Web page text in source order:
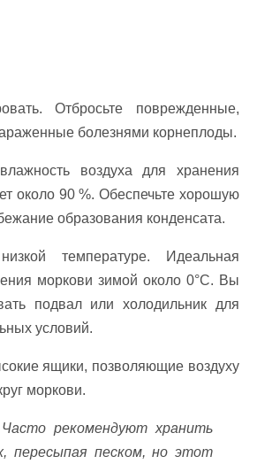
Отбросьте поврежденные,
болезнями корнеплоды.
воздуха для хранения
около 90 %. Обеспечьте хорошую
образования конденсата.
температуре. Идеальная
моркови зимой около 0°C. Вы
подвал или холодильник для
условий.
ящики, позволяющие воздуху
моркови.
Часто рекомендуют хранить
пересыпая песком, но этот